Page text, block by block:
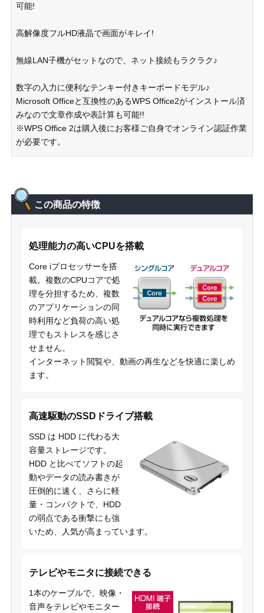
可能!
高解像度フルHD液晶で画面がキレイ!
無線LAN子機がセットなので、ネット接続もラクラク♪
数字の入力に便利なテンキー付きキーボードモデル♪
Microsoft Officeと互換性のあるWPS Office2がインストール済
みなので文章作成や表計算も可能!!
※WPS Office 2は購入後にお客様ご自身でオンライン認証作業
が必要です。
この商品の特徴
処理能力の高いCPUを搭載
Core iプロセッサーを搭
載。複数のCPUコアで処
理を分担するため、複数
のアプリケーションの同
時利用など負荷の高い処
理でもストレスを感じさ
せません。
インターネット閲覧や、動画の再生などを快適に楽しめ
ます。
高速駆動のSSDドライブ搭載
SSD は HDD に代わる大
容量ストレージです。
HDD と比べてソフトの起
動やデータの読み書きが
圧倒的に速く、さらに軽
量・コンパクトで、HDD
の弱点である衝撃にも強
いため、人気が高まっています。
テレビやモニタに接続できる
1本のケーブルで、映像・
音声をテレビやモニター